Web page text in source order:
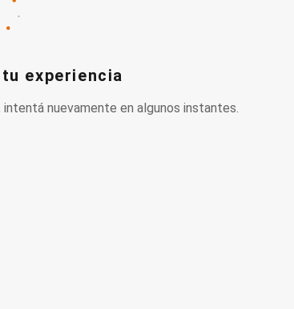
experiencia
nuevamente en algunos instantes.